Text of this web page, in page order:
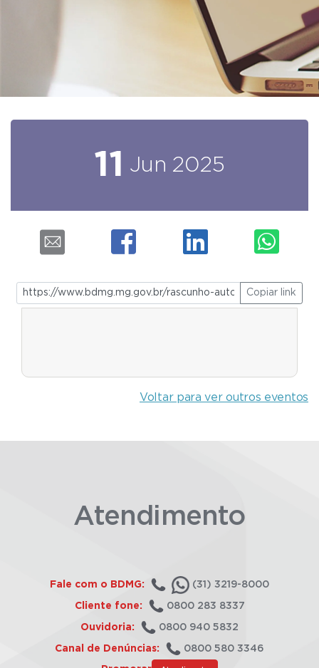
11 Jun 2025
Copiar link
Voltar para ver outros eventos
Atendimento
Fale com o BDMG: (31) 3219-8000
Cliente fone: 0800 283 8337
Ouvidoria: 0800 940 5832
Canal de Denúncias: 0800 580 3346